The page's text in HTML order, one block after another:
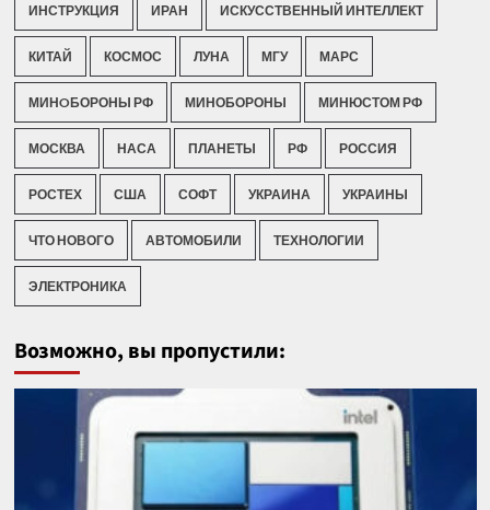
ИНСТРУКЦИЯ ИРАН ИСКУССТВЕННЫЙ ИНТЕЛЛЕКТ
КИТАЙ КОСМОС ЛУНА МГУ МАРС
МИНOБОРОНЫ РФ МИНОБОРОНЫ МИНЮСТОМ РФ
МОСКВА НАСА ПЛАНЕТЫ РФ РОССИЯ
РОСТЕХ США СОФТ УКРАИНА УКРАИНЫ
ЧТО НОВОГО АВТОМОБИЛИ ТЕХНОЛОГИИ
ЭЛЕКТРОНИКА
Возможно, вы пропустили: